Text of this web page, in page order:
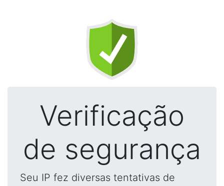
Verificação
de segurança
Seu IP fez diversas tentativas de